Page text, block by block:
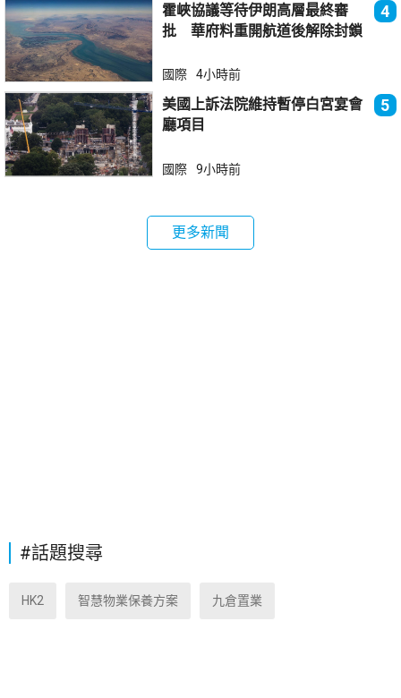
霍峽協議等待伊朗高層最終審
批 華府料重開航道後解除封鎖
4
國際 4小時前
美國上訴法院維持暫停白宮宴會
廳項目
5
國際 9小時前
更多新聞
#話題搜尋
HK2 智慧物業保養方案 九倉置業